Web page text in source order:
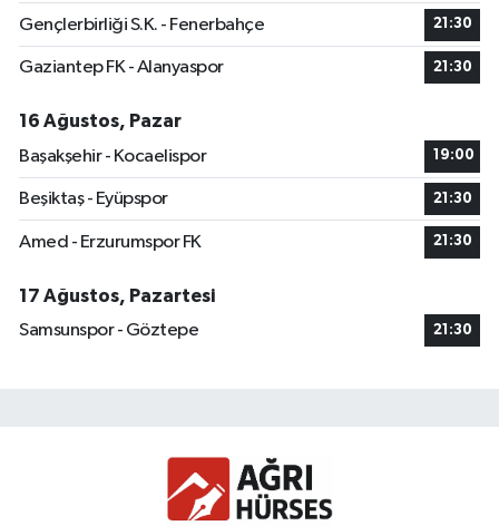
Gençlerbirliği S.K. - Fenerbahçe 21:30
Gaziantep FK - Alanyaspor 21:30
16 Ağustos, Pazar
Başakşehir - Kocaelispor
19:00
Beşiktaş - Eyüpspor 21:30
Amed - Erzurumspor FK 21:30
17 Ağustos, Pazartesi
Samsunspor - Göztepe
21:30